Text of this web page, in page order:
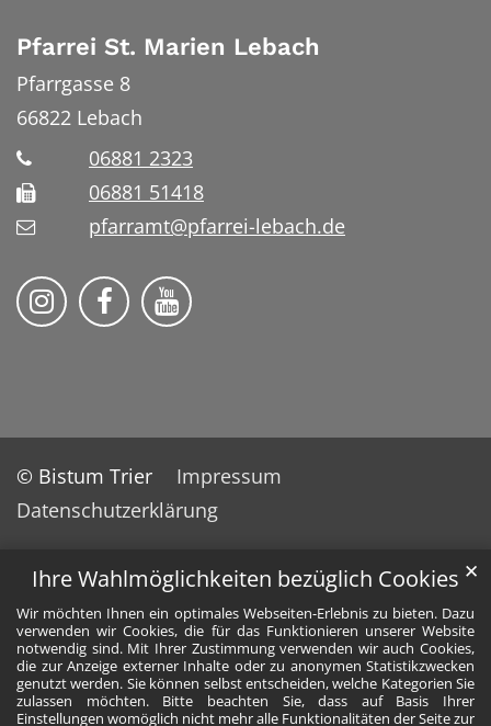
Ihre Wahlmöglichkeiten bezüglich Cookies
Wir möchten Ihnen ein optimales Webseiten-Erlebnis zu bieten. Dazu
verwenden wir Cookies, die für das Funktionieren unserer Website
notwendig sind. Mit Ihrer Zustimmung verwenden wir auch Cookies,
die zur Anzeige externer Inhalte oder zu anonymen Statistikzwecken
genutzt werden. Sie können selbst entscheiden, welche Kategorien Sie
zulassen möchten. Bitte beachten Sie, dass auf Basis Ihrer
Einstellungen womöglich nicht mehr alle Funktionalitäten der Seite zur
✕
Pfarrei St. Marien Lebach
Pfarrgasse 8
66822 Lebach
06881 2323
06881 51418
pfarramt@pfarrei-lebach.de
Bistum Trier auf Instragram
Bistum Trier auf Facebook
Bistum Trier auf YouTube
© Bistum Trier
Impressum
Datenschutzerklärung